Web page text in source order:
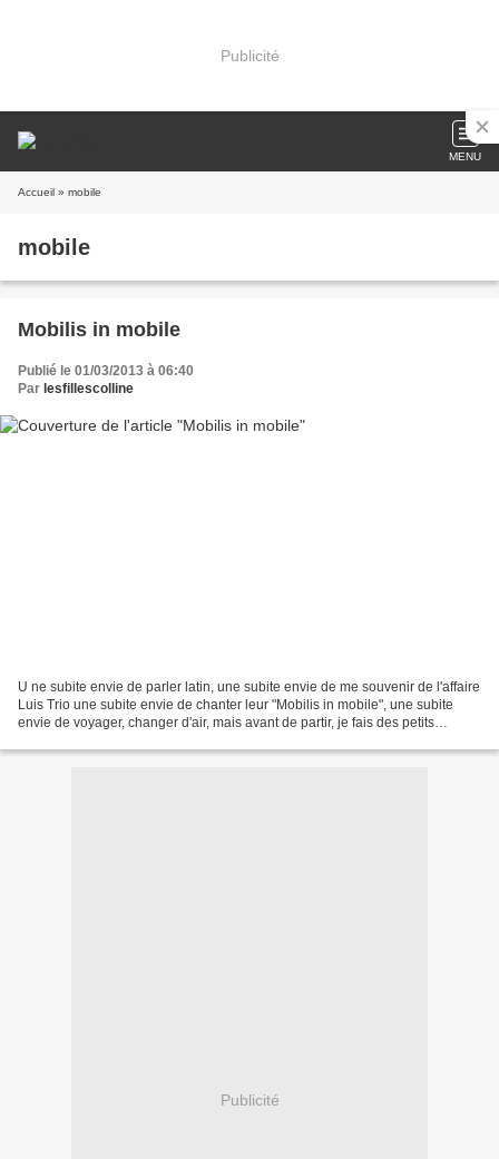
Publicité
MENU
Accueil » mobile
mobile
Mobilis in mobile
Publié le 01/03/2013 à 06:40
Par lesfillescolline
U ne subite envie de parler latin, une subite envie de me souvenir de l'affaire
Luis Trio une subite envie de chanter leur "Mobilis in mobile", une subite
envie de voyager, changer d'air, mais avant de partir, je fais des petits
Publicité